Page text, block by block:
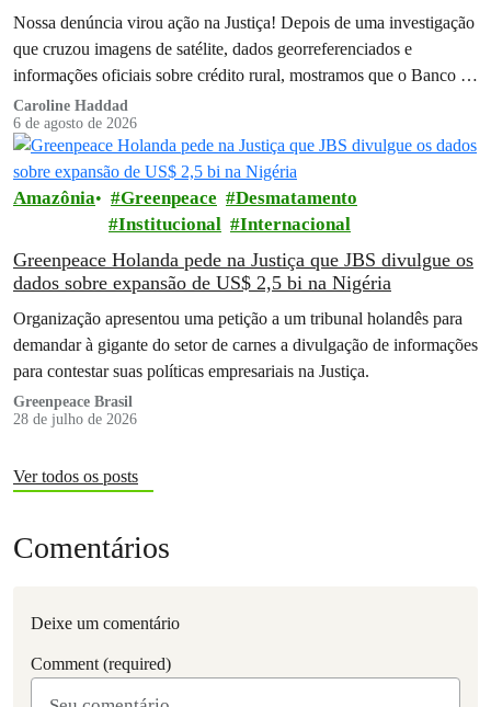
Nossa denúncia virou ação na Justiça! Depois de uma investigação
que cruzou imagens de satélite, dados georreferenciados e
informações oficiais sobre crédito rural, mostramos que o Banco do
Brasil financiou…
Caroline Haddad
6 de agosto de 2026
Amazônia Greenpeace
Desmatamento
Institucional
Internacional
Greenpeace Holanda pede na Justiça que JBS divulgue os
dados sobre expansão de US$ 2,5 bi na Nigéria
Organização apresentou uma petição a um tribunal holandês para
demandar à gigante do setor de carnes a divulgação de informações
para contestar suas políticas empresariais na Justiça.
Greenpeace Brasil
28 de julho de 2026
Ver todos os posts
Comentários
Deixe um comentário
Comment (required)